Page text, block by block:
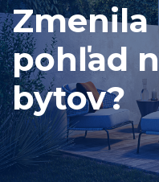
Zmenila
pohľad
bytov?